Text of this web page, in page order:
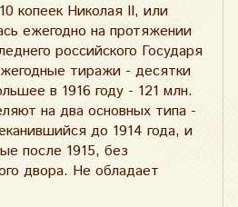
копеек Николая II, или
ежегодно на протяжении
российского Государя
тиражи - десятки
в 1916 году - 121 млн.
на два основных типа -
до 1914 года, и
после 1915, без
двора. Не обладает